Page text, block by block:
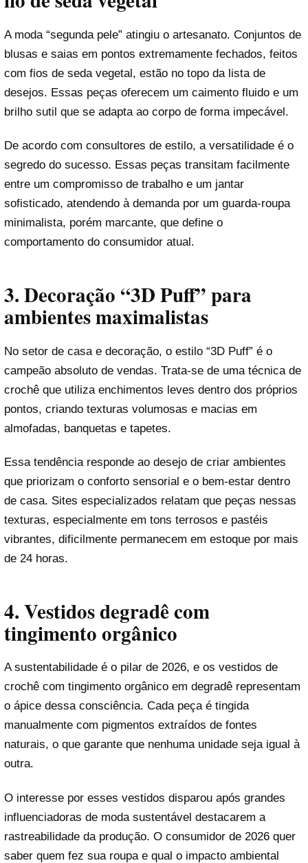
A moda “segunda pele” atingiu o artesanato. Conjuntos de
blusas e saias em pontos extremamente fechados, feitos
com fios de seda vegetal, estão no topo da lista de
desejos. Essas peças oferecem um caimento fluido e um
brilho sutil que se adapta ao corpo de forma impecável.
De acordo com consultores de estilo, a versatilidade é o
segredo do sucesso. Essas peças transitam facilmente
entre um compromisso de trabalho e um jantar
sofisticado, atendendo à demanda por um guarda-roupa
minimalista, porém marcante, que define o
comportamento do consumidor atual.
3. Decoração “3D Puff” para
ambientes maximalistas
No setor de casa e decoração, o estilo “3D Puff” é o
campeão absoluto de vendas. Trata-se de uma técnica de
crochê que utiliza enchimentos leves dentro dos próprios
pontos, criando texturas volumosas e macias em
almofadas, banquetas e tapetes.
Essa tendência responde ao desejo de criar ambientes
que priorizam o conforto sensorial e o bem-estar dentro
de casa. Sites especializados relatam que peças nessas
texturas, especialmente em tons terrosos e pastéis
vibrantes, dificilmente permanecem em estoque por mais
de 24 horas.
4. Vestidos degradê com
tingimento orgânico
A sustentabilidade é o pilar de 2026, e os vestidos de
crochê com tingimento orgânico em degradê representam
o ápice dessa consciência. Cada peça é tingida
manualmente com pigmentos extraídos de fontes
naturais, o que garante que nenhuma unidade seja igual à
outra.
O interesse por esses vestidos disparou após grandes
influenciadoras de moda sustentável destacarem a
rastreabilidade da produção. O consumidor de 2026 quer
saber quem fez sua roupa e qual o impacto ambiental